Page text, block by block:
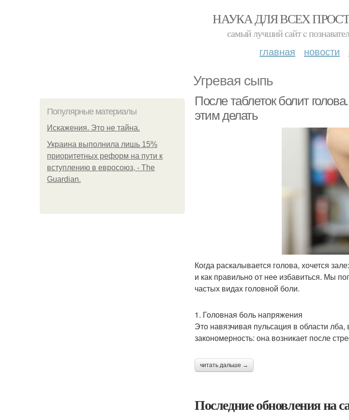
НАУКА ДЛЯ ВСЕХ
самый лучший сайт c
главная новости
Угревая сыпь
Популярные материалы
Искажения. Это не тайна.
Украина выполнила лишь 15%
приоритетных реформ на пути к
вступлению в евросоюз, - The
Guardian.
После таблеток болит
этим делать
Когда раскалывается голова, хочется
и как правильно от нее избавиться. Мы
частых видах головной боли.
1. Головная боль напряжения
Это навязчивая пульсация в области
закономерность: она возникает после
читать дальше →
Последние обновления на